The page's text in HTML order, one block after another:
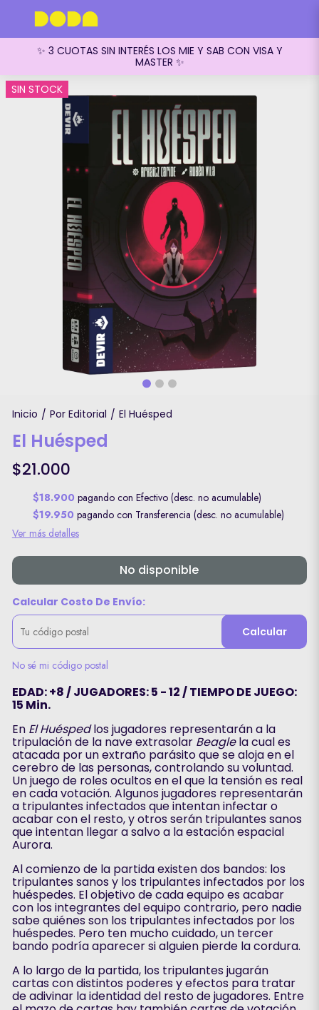
✨ 3 CUOTAS SIN INTERÉS LOS MIE Y SAB CON VISA Y
MASTER ✨
SIN STOCK
Inicio / Por Editorial / El Huésped
El Huésped
$21.000
$18.900 pagando con Efectivo (desc. no acumulable)
$19.950 pagando con Transferencia (desc. no acumulable)
Ver más detalles
No disponible
Calcular Costo De Envío:
Calcular
No sé mi código postal
EDAD: +8 / JUGADORES: 5 - 12 / TIEMPO DE JUEGO:
15 Min.
En El Huéspedlos jugadores representarán a la
tripulación de la nave extrasolar Beaglela cual es
atacada por un extraño parásito que se aloja en el
cerebro de las personas, controlando su voluntad.
Un juego de roles ocultos en el que la tensión es real
en cada votación. Algunos jugadores representarán
a tripulantes infectados que intentan infectar o
acabar con el resto, y otros serán tripulantes sanos
que intentan llegar a salvo a la estación espacial
Aurora.
Al comienzo de la partida existen dos bandos: los
tripulantes sanosy los tripulantes infectados por los
huéspedes. El objetivo de cada equipo es acabar
con los integrantes del equipo contrario, pero nadie
sabe quiénes son los tripulantes infectados por los
huéspedes. Pero ten mucho cuidado, un tercer
bando podría aparecer si alguien pierde la cordura.
A lo largo de la partida, los tripulantes jugarán
cartas con distintos poderes y efectos para tratar
de adivinar la identidad del resto de jugadores. Entre